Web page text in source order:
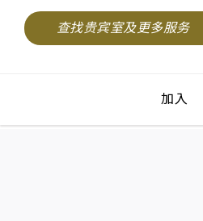
查找贵宾室及更多服务
加入